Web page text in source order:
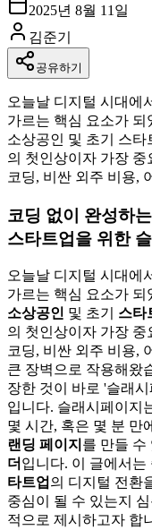
2025년 8월 11일
김준기
공유하기
오늘날 디지털 시대에
가르는 핵심 요소가
소상공인 및 초기 스
의 첫인상이자 가장
코딩, 비싼 외주 비용,
코딩 없이 완성하
스타트업을 위한
오늘날 디지털 시대에
가르는 핵심 요소가
소상공인 및 초기 스타
의 첫인상이자 가장
코딩, 비싼 외주 비용,
큰 장벽으로 작용해왔
장한 것이 바로 '슬래
입니다. 슬래시페이지
몇 시간, 혹은 몇 분 만
랜딩 페이지 를 만들 수
더 입니다. 이 글에서는
타트업 의 디지털 전환
중심이 될 수 있는지
적으로 제시하고자 합